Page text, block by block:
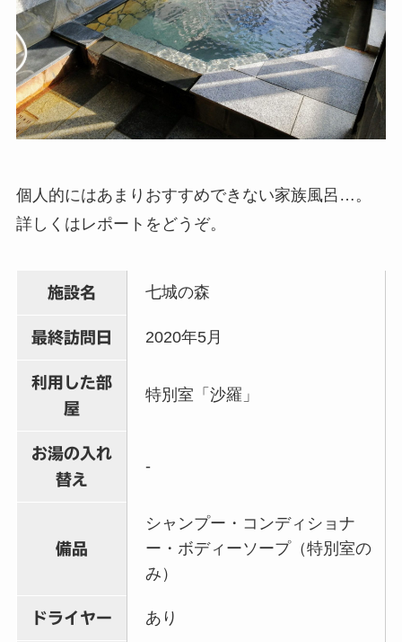
個人的にはあまりおすすめできない家族風呂…。
詳しくはレポートをどうぞ。
施設名 七城の森
最終訪問日 2020年5月
利用した部
屋
特別室「沙羅」
お湯の入れ
替え
-
備品
シャンプー・コンディショナ
ー・ボディーソープ（特別室の
み）
ドライヤー あり